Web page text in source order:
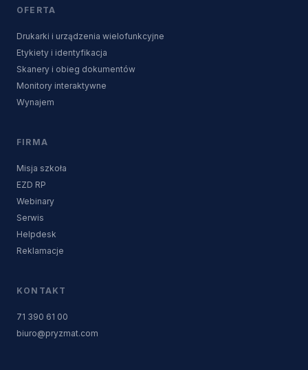
OFERTA
Drukarki i urządzenia wielofunkcyjne
Etykiety i identyfikacja
Skanery i obieg dokumentów
Monitory interaktywne
Wynajem
FIRMA
Misja szkoła
EZD RP
Webinary
Serwis
Helpdesk
Reklamacje
KONTAKT
71 390 61 00
biuro@pryzmat.com